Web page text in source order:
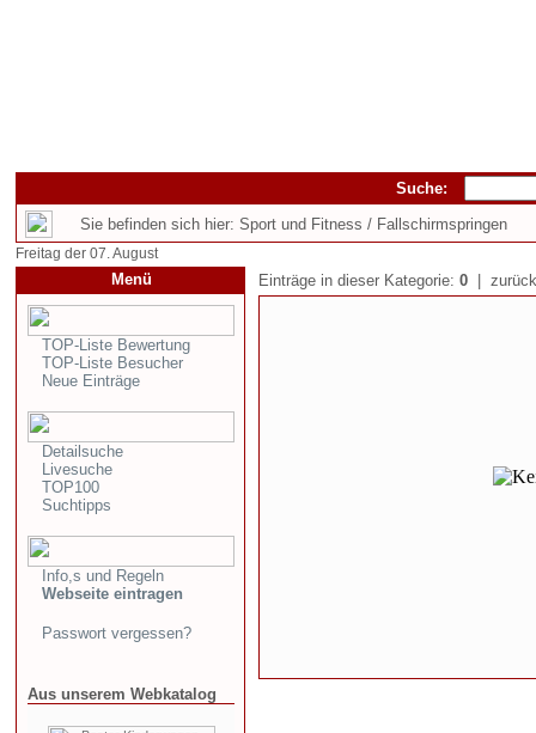
Suche:
Sie befinden sich hier: Sport und Fitness / Fallschirmspringen
Freitag der 07. August
Menü
TOP-Liste Bewertung
TOP-Liste Besucher
Neue Einträge
Detailsuche
Livesuche
TOP100
Suchtipps
Info,s und Regeln
Webseite eintragen
Passwort vergessen?
Aus unserem Webkatalog
Einträge in dieser Kategorie: 0 |